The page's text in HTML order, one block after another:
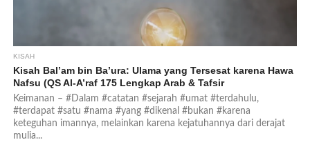
KISAH
Kisah Bal’am bin Ba’ura: Ulama yang Tersesat karena Hawa
Nafsu (QS Al-A’raf 175 Lengkap Arab & Tafsir
Keimanan – #Dalam #catatan #sejarah #umat #terdahulu,
#terdapat #satu #nama #yang #dikenal #bukan #karena
keteguhan imannya, melainkan karena kejatuhannya dari derajat
mulia...